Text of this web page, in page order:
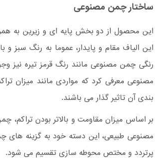
ساختار چمن مصنوعی
این محصول از دو بخش پایه ای و زیرین به
این الیاف مقام و پایدار، عموما به رنگ سبز و
رنگی چمن مصنوعی مانند رنگ قرمز تیره نیز
مصنوعی معرفی کرد که مواردی مانند میزان
بندی آن تاثیر گذار می باشند.
بر اساس میزان مقاومت و بالاتر بودن
مصنوعی طبیعی، این دسته خود به گزینه
پرتردد و مختص محوطه سازی تقسیم می شود.